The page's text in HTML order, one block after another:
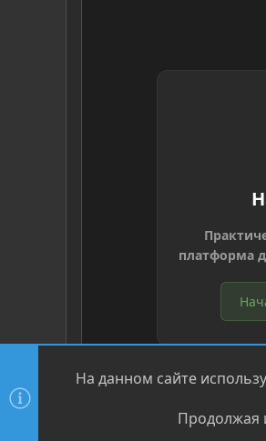
платформа
Community platform by XenForo
На данном сайте
Продолжая